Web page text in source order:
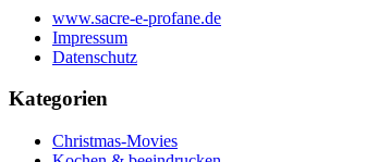
www.sacre-e-profane.de
Impressum
Datenschutz
Kategorien
Christmas-Movies